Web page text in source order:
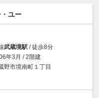
ユー
武蔵境駅 / 徒歩8分
年3月 / 2階建
野市境南町１丁目